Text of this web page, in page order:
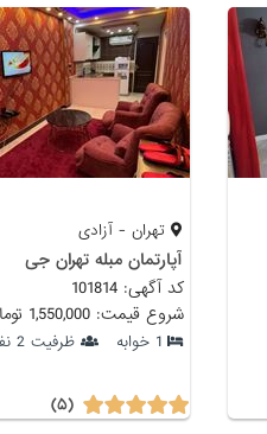
تهران - آزادی
آپارتمان مبله تهران جی
کد آگهی: 101814
شروع قیمت: 1,550,000 تومان
1 خوابه ظرفیت 2 نفر
(۵)